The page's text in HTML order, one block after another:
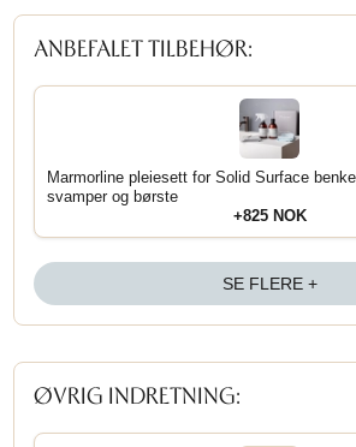
ANBEFALET TILBEHØR:
Marmorline pleiesett for Solid Surface
svamper og børste
+825 NOK
SE FLERE +
ØVRIG INDRETNING: